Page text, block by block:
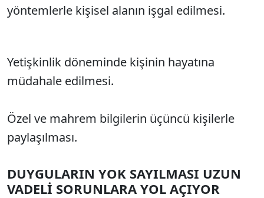
yöntemlerle kişisel alanın işgal edilmesi.
Yetişkinlik döneminde kişinin hayatına
müdahale edilmesi.
Özel ve mahrem bilgilerin üçüncü kişilerle
paylaşılması.
DUYGULARIN YOK SAYILMASI UZUN
VADELİ SORUNLARA YOL AÇIYOR